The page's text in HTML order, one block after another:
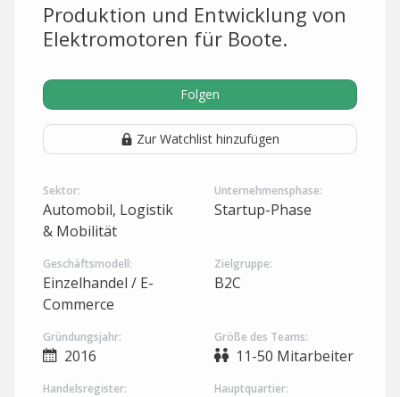
Produktion und Entwicklung von
Elektromotoren für Boote.
Folgen
Zur Watchlist hinzufügen
Sektor:
Automobil, Logistik
& Mobilität
Unternehmensphase:
Startup-Phase
Geschäftsmodell:
Einzelhandel / E-
Commerce
Zielgruppe:
B2C
Gründungsjahr:
2016
Größe des Teams:
11-50 Mitarbeiter
Handelsregister: Hauptquartier: